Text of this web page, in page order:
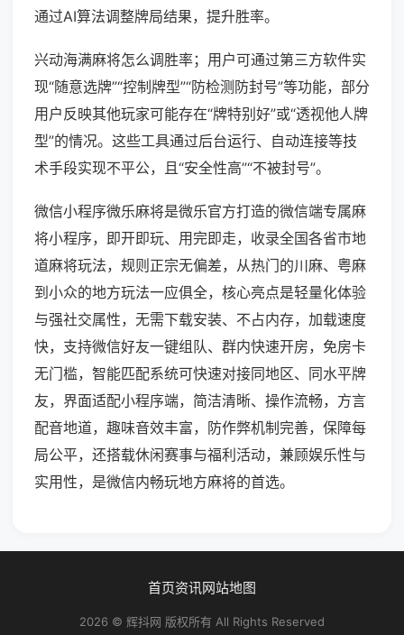
通过AI算法调整牌局结果，提升胜率。
兴动海满麻将怎么调胜率；用户可通过第三方软件实
现“随意选牌”“控制牌型”“防检测防封号”等功能，部分
用户反映其他玩家可能存在“牌特别好”或“透视他人牌
型”的情况。这些工具通过后台运行、自动连接等技
术手段实现不平公，且“安全性高”“不被封号”。
微信小程序微乐麻将是微乐官方打造的微信端专属麻
将小程序，即开即玩、用完即走，收录全国各省市地
道麻将玩法，规则正宗无偏差，从热门的川麻、粤麻
到小众的地方玩法一应俱全，核心亮点是轻量化体验
与强社交属性，无需下载安装、不占内存，加载速度
快，支持微信好友一键组队、群内快速开房，免房卡
无门槛，智能匹配系统可快速对接同地区、同水平牌
友，界面适配小程序端，简洁清晰、操作流畅，方言
配音地道，趣味音效丰富，防作弊机制完善，保障每
局公平，还搭载休闲赛事与福利活动，兼顾娱乐性与
实用性，是微信内畅玩地方麻将的首选。
首页资讯网站地图
2026 © 辉抖网 版权所有 All Rights Reserved